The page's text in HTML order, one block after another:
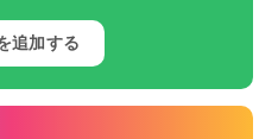
追加する